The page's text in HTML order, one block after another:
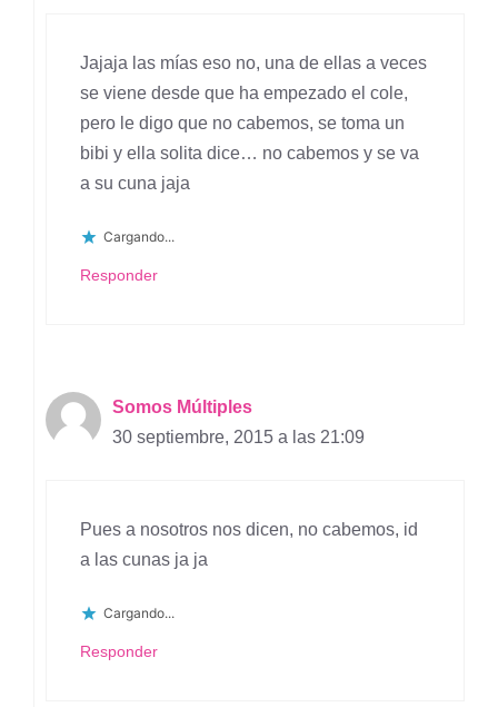
Jajaja las mías eso no, una de ellas a veces
se viene desde que ha empezado el cole,
pero le digo que no cabemos, se toma un
bibi y ella solita dice… no cabemos y se va
a su cuna jaja
Cargando...
Responder
Somos Múltiples
30 septiembre, 2015 a las 21:09
Pues a nosotros nos dicen, no cabemos, id
a las cunas ja ja
Cargando...
Responder